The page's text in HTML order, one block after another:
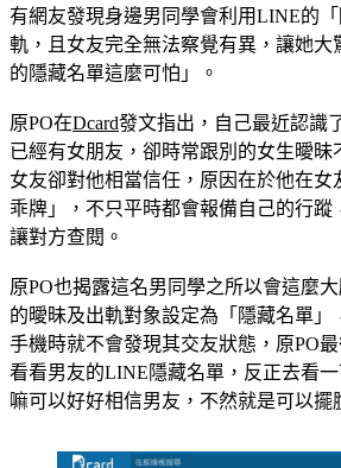
有網友發現身邊男同學會利用LINE的
軌，且女友完全無法察覺有異，讓她大
的隱藏名單這麼可怕」。
原PO在Dcard發文指出，自己最近認識
已經有女朋友，卻時常跟別的女生曖昧
女友卻對他相當信任，原因在於他在女
乖牌」，不只平時都會報備自己的行蹤
讓對方查閱。
原PO也揭露這名男同學之所以會這麼
的曖昧及出軌對象設定為「隱藏名單」
手機時就不會發現其交友狀態，原PO
看看男友的LINE隱藏名單，反正去看
嘛可以好好相信男友，不然就是可以擺